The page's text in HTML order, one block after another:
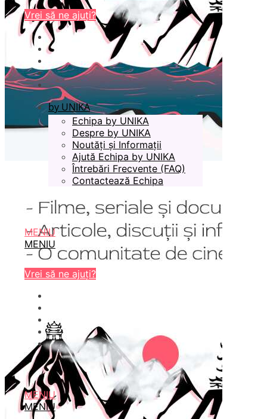
Vrei să ne ajuți?
by UNIKA
Echipa by UNIKA
Despre by UNIKA
Noutăți și Informații
Ajută Echipa by UNIKA
Întrebări Frecvente (FAQ)
Contactează Echipa
MENIU
MENIU
Vrei să ne ajuți?
MENIU
MENIU